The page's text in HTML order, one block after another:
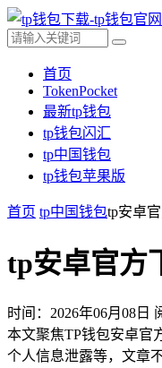
首页
TokenPocket
最新tp钱包
tp钱包闪汇
tp中国钱包
tp钱包苹果版
首页 tp中国钱包tp安卓
tp安卓官方
时间：2026年06月08日
本文聚焦TP钱包安卓官
个人信息泄露等，文章